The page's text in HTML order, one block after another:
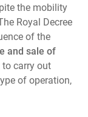
the mobility
Royal Decree
of the
and sale of
to carry out
of operation,